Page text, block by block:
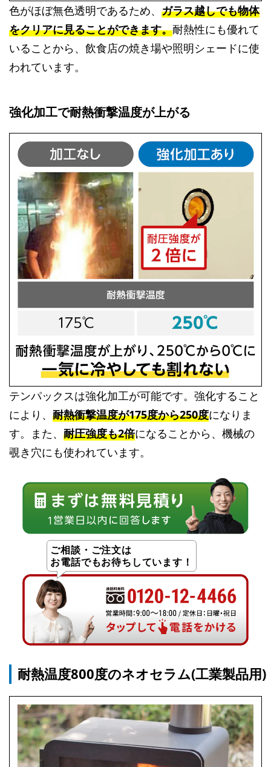
色がほぼ無色透明であるため、 ガラス越しでも物体
をクリアに見ることができます。耐熱性にも優れて
いることから、飲食店の焼き場や照明シェードに使
われています。
強化加工で耐熱衝撃温度が上がる
テンパックスは強化加工が可能です。強化すること
により、 耐熱衝撃温度が175度から250度になりま
す。また、 耐圧強度も2倍になることから、機械の
覗き穴にも使われています。
ご相談・ご注文は
お電話でもお待ちしています！
耐熱温度800度のネオセラム(工業製品用)